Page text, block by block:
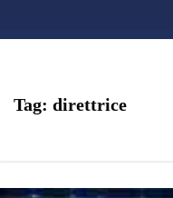
Tag: direttrice